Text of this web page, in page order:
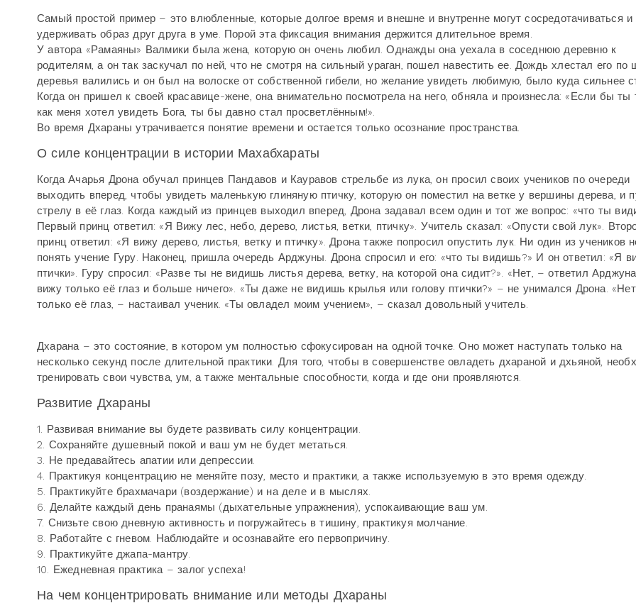
Самый простой пример – это влюбленные, которые долгое время и внешне и внутренне могут сосредотачиваться и
удерживать образ друг друга в уме. Порой эта фиксация внимания держится длительное время.
У автора «Рамаяны» Валмики была жена, которую он очень любил. Однажды она уехала в соседнюю деревню к
родителям, а он так заскучал по ней, что не смотря на сильный ураган, пошел навестить ее. Дождь хлестал его по
деревья валились и он был на волоске от собственной гибели, но желание увидеть любимую, было куда сильнее
Когда он пришел к своей красавице-жене, она внимательно посмотрела на него, обняла и произнесла: «Если бы ты
как меня хотел увидеть Бога, ты бы давно стал просветлённым!».
Во время Дхараны утрачивается понятие времени и остается только осознание пространства.
О силе концентрации в истории Махабхараты
Когда Ачарья Дрона обучал принцев Пандавов и Кауравов стрельбе из лука, он просил своих учеников по очереди
выходить вперед, чтобы увидеть маленькую глиняную птичку, которую он поместил на ветке у вершины дерева, и
стрелу в её глаз. Когда каждый из принцев выходил вперед, Дрона задавал всем один и тот же вопрос: «что ты
Первый принц ответил: «Я Вижу лес, небо, дерево, листья, ветки, птичку». Учитель сказал: «Опусти свой лук».
принц ответил: «Я вижу дерево, листья, ветку и птичку». Дрона также попросил опустить лук. Ни один из учеников
понять учение Гуру. Наконец, пришла очередь Арджуны. Дрона спросил и его: «что ты видишь?» И он ответил: «Я
птички». Гуру спросил: «Разве ты не видишь листья дерева, ветку, на которой она сидит?». «Нет, – ответил
вижу только её глаз и больше ничего». «Ты даже не видишь крылья или голову птички?» – не унимался Дрона.
только её глаз, – настаивал ученик. «Ты овладел моим учением», – сказал довольный учитель.
Дхарана – это состояние, в котором ум полностью сфокусирован на одной точке. Оно может наступать только на
несколько секунд после длительной практики. Для того, чтобы в совершенстве овладеть дхараной и дхьяной,
тренировать свои чувства, ум, а также ментальные способности, когда и где они проявляются.
Развитие Дхараны
1. Развивая внимание вы будете развивать силу концентрации.
2. Сохраняйте душевный покой и ваш ум не будет метаться.
3. Не предавайтесь апатии или депрессии.
4. Практикуя концентрацию не меняйте позу, место и практики, а также используемую в это время одежду.
5. Практикуйте брахмачари (воздержание) и на деле и в мыслях.
6. Делайте каждый день пранаямы (дыхательные упражнения), успокаивающие ваш ум.
7. Снизьте свою дневную активность и погружайтесь в тишину, практикуя молчание.
8. Работайте с гневом. Наблюдайте и осознавайте его первопричину.
9. Практикуйте джапа-мантру.
10. Ежедневная практика – залог успеха!
На чем концентрировать внимание или методы Дхараны